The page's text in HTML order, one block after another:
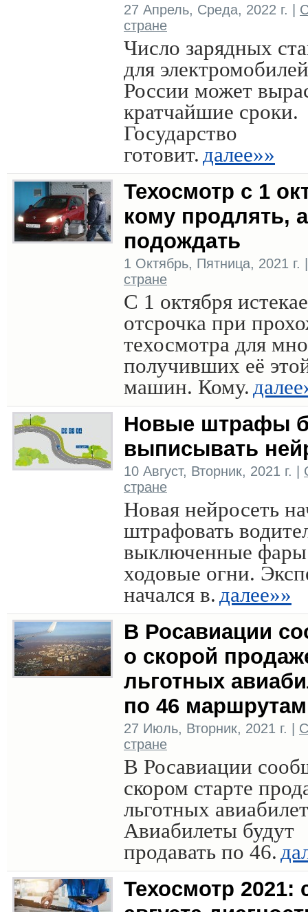
27 Апрель, Среда, 2022 г. |
стране
Число зарядных
для
России может
кратчайшие сроки.
Государство
готовит. далее»»
Техосмотр с 1
кому продлять,
подождать
1 Октябрь, Пятница, 2021 г.
стране
С 1 октября
отсрочка при
техосмотра для
получивших её
машин. Кому.
Новые штрафы
выписывать
10 Август, Вторник, 2021 г. |
стране
Новая нейросеть
штрафовать
выключенные
ходовые огни.
начался в. далее»»
В Росавиации
о скорой
льготных
по 46 маршрутам
27 Июль, Вторник, 2021 г. |
стране
В Росавиации
скором старте
льготных
Авиабилеты будут
продавать по 46.
Техосмотр 2021: